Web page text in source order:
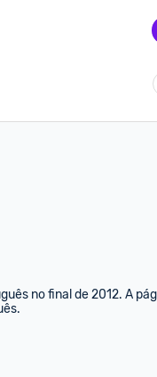
no final de 2012. A